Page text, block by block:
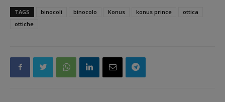
TAGS binocoli binocolo Konus konus prince
ottica
ottiche